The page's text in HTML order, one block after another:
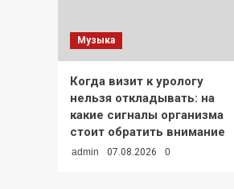
Музыка
Когда визит к урологу
нельзя откладывать: на
какие сигналы организма
стоит обратить внимание
admin 07.08.2026 0